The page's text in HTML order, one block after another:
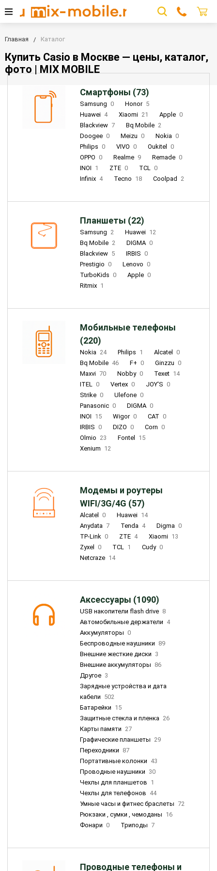
Главная Каталог
Купить Casio в Москве — цены, каталог,
фото | MIX MOBILE
Смартфоны (73)
Samsung 0 Honor 5
Huawei 4 Xiaomi 21 Apple 0
Blackview 7 Bq Mobile 2
Doogee 0 Meizu 0 Nokia 0
Philips 0 VIVO 0 Oukitel
0
OPPO 0 Realme 9 Remade 0
INOI 1 ZTE 0 TCL 0
Infinix 4 Tecno 18 Coolpad 2
Планшеты (22)
Samsung 2 Huawei 12
Bq Mobile 2 DIGMA 0
Blackview 5 IRBIS 0
Prestigio 0 Lenovo 0
TurboKids 0 Apple 0
Ritmix 1
Мобильные телефоны
(220)
Nokia 24 Philips 1 Alcatel
0
Bq Mobile 46 F+ 0 Ginzzu 0
Maxvi 70 Nobby 0 Texet 14
ITEL 0 Vertex 0 JOY'S 0
Strike 0 Ulefone 0
Panasonic 0 DIGMA 0
INOI 15 Wigor 0 CAT 0
IRBIS 0 DIZO 0 Corn 0
Olmio 23 Fontel
15
Xenium 12
Модемы и роутеры
WIFI/3G/4G (57)
Alcatel 0 Huawei 14
Anydata 7 Tenda 4 Digma 0
TP-Link 0 ZTE 4 Xiaomi 13
Zyxel
0 TCL 1 Cudy 0
Netcraze 14
Аксессуары (1090)
USB накопители flash drive 8
Автомобильные держатели 4
Аккумуляторы 0
Беспроводные наушники 89
Внешние жесткие диски 3
Внешние аккумуляторы 86
Другое 3
Зарядные устройства и дата
кабели 502
Батарейки 15
Защитные стекла и пленка 26
Карты памяти 27
Графические планшеты 29
Переходники 87
Портативные колонки 43
Проводные наушники 30
Чехлы для планшетов 1
Чехлы для телефонов 44
Умные часы и фитнес браслеты 72
Рюкзаки , сумки , чемоданы 16
Фонари 0 Триподы 7
Проводные телефоны и